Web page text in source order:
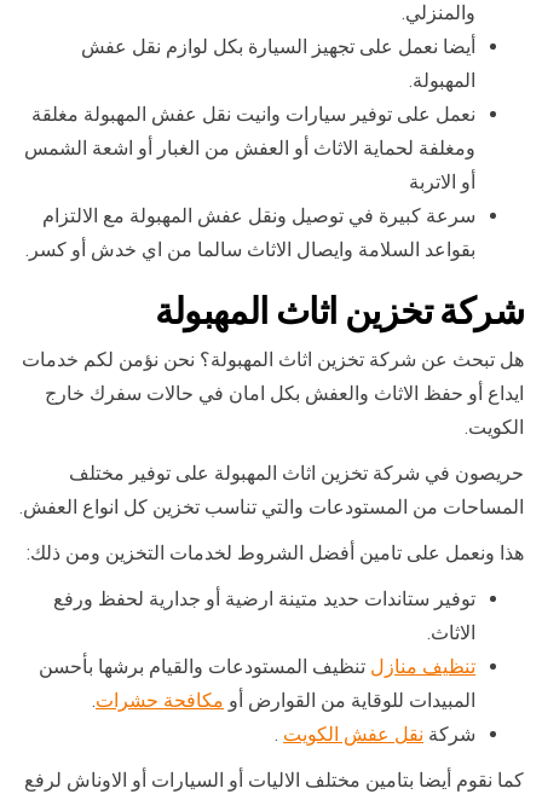
والمنزلي.
أيضا نعمل على تجهيز السيارة بكل لوازم نقل عفش
المهبولة.
نعمل على توفير سيارات وانيت نقل عفش المهبولة مغلقة
ومغلفة لحماية الاثاث أو العفش من الغبار أو اشعة الشمس
أو الاتربة
سرعة كبيرة في توصيل ونقل عفش المهبولة مع الالتزام
بقواعد السلامة وايصال الاثاث سالما من اي خدش أو كسر.
شركة تخزين اثاث المهبولة
هل تبحث عن شركة تخزين اثاث المهبولة؟ نحن نؤمن لكم خدمات
ايداع أو حفظ الاثاث والعفش بكل امان في حالات سفرك خارج
الكويت.
حريصون في شركة تخزين اثاث المهبولة على توفير مختلف
المساحات من المستودعات والتي تناسب تخزين كل انواع العفش.
هذا ونعمل على تامين أفضل الشروط لخدمات التخزين ومن ذلك:
توفير ستاندات حديد متينة ارضية أو جدارية لحفظ ورفع
الاثاث.
تنظيف منازل تنظيف المستودعات والقيام برشها بأحسن
المبيدات للوقاية من القوارض أو مكافحة حشرات.
شركة نقل عفش الكويت .
كما نقوم أيضا بتامين مختلف الاليات أو السيارات أو الاوناش لرفع